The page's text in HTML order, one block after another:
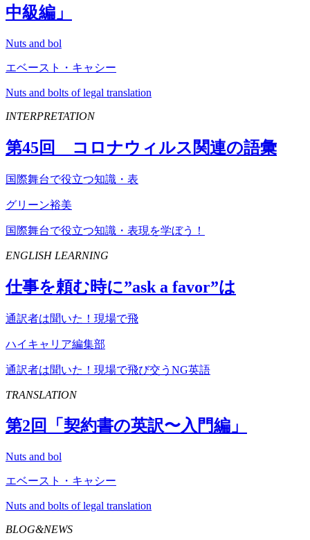
中級編」
Nuts and bol
エベースト・キャシー
Nuts and bolts of legal translation
INTERPRETATION
第45回 コロナウィルス関連の語彙
国際舞台で役立つ知識・表
グリーン裕美
国際舞台で役立つ知識・表現を学ぼう！
ENGLISH LEARNING
仕事を頼む時に”ask a favor”は
通訳者は聞いた！現場で飛
ハイキャリア編集部
通訳者は聞いた！現場で飛び交うNG英語
TRANSLATION
第2回「契約書の英訳〜入門編」
Nuts and bol
エベースト・キャシー
Nuts and bolts of legal translation
BLOG&NEWS